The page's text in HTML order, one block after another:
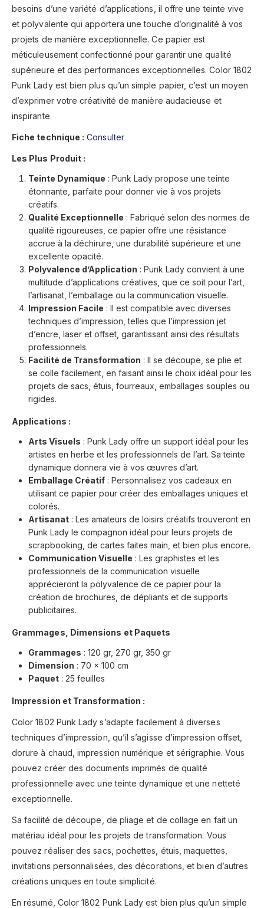
besoins d’une variété d’applications, il offre une teinte vive
et polyvalente qui apportera une touche d’originalité à vos
projets de manière exceptionnelle. Ce papier est
méticuleusement confectionné pour garantir une qualité
supérieure et des performances exceptionnelles. Color 1802
Punk Lady est bien plus qu’un simple papier, c’est un moyen
d’exprimer votre créativité de manière audacieuse et
inspirante.
Fiche technique : Consulter
Les Plus Produit :
Teinte Dynamique : Punk Lady propose une teinte
étonnante, parfaite pour donner vie à vos projets
créatifs.
Qualité Exceptionnelle : Fabriqué selon des normes de
qualité rigoureuses, ce papier offre une résistance
accrue à la déchirure, une durabilité supérieure et une
excellente opacité.
Polyvalence d’Application : Punk Lady convient à une
multitude d’applications créatives, que ce soit pour l’art,
l’artisanat, l’emballage ou la communication visuelle.
Impression Facile : Il est compatible avec diverses
techniques d’impression, telles que l’impression jet
d’encre, laser et offset, garantissant ainsi des résultats
professionnels.
Facilité de Transformation : Il se découpe, se plie et
se colle facilement, en faisant ainsi le choix idéal pour les
projets de sacs, étuis, fourreaux, emballages souples ou
rigides.
Applications :
Arts Visuels : Punk Lady offre un support idéal pour les
artistes en herbe et les professionnels de l’art. Sa teinte
dynamique donnera vie à vos œuvres d’art.
Emballage Créatif : Personnalisez vos cadeaux en
utilisant ce papier pour créer des emballages uniques et
colorés.
Artisanat : Les amateurs de loisirs créatifs trouveront en
Punk Lady le compagnon idéal pour leurs projets de
scrapbooking, de cartes faites main, et bien plus encore.
Communication Visuelle : Les graphistes et les
professionnels de la communication visuelle
apprécieront la polyvalence de ce papier pour la
création de brochures, de dépliants et de supports
publicitaires.
Grammages, Dimensions et Paquets
Grammages : 120 gr, 270 gr, 350 gr
Dimension : 70 x 100 cm
Paquet : 25 feuilles
Impression et Transformation :
Color 1802 Punk Lady s’adapte facilement à diverses
techniques d’impression, qu’il s’agisse d’impression offset,
dorure à chaud, impression numérique et sérigraphie. Vous
pouvez créer des documents imprimés de qualité
professionnelle avec une teinte dynamique et une netteté
exceptionnelle.
Sa facilité de découpe, de pliage et de collage en fait un
matériau idéal pour les projets de transformation. Vous
pouvez réaliser des sacs, pochettes, étuis, maquettes,
invitations personnalisées, des décorations, et bien d’autres
créations uniques en toute simplicité.
En résumé, Color 1802 Punk Lady est bien plus qu’un simple